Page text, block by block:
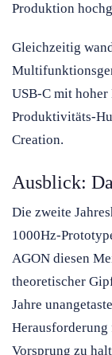
Produktion
Gleichzeitig
USB-C mit hoher
Produktivitäts-
Creation.
Ausblick:
Die zweite
1000Hz-
AGON diesen
theoretischer
Jahre
Vorsprung zu